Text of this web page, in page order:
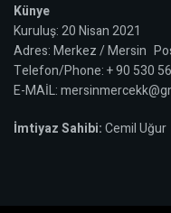
Künye
Kuruluş: 20 Nisan 2021
Adres: Merkez / Mersin
Telefon/Phone: + 90 530
E-MAİL:
İmtiyaz Sahibi:Cemil Uğur